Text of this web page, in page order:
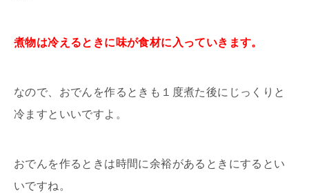
煮物は冷えるときに味が食材に入っていきます。
なので、おでんを作るときも１度煮た後にじっくりと
冷ますといいですよ。
おでんを作るときは時間に余裕があるときにするとい
いですね。